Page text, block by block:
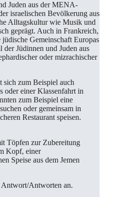
Juden aus der MENA-
israelischen Bevölkerung aus
Alltagskultur wie Musik und
geprägt. Auch in Frankreich,
Gemeinschaft Europas
der Jüdinnen und Juden aus
oder mizrachischer
sich zum Beispiel auch
oder einer Klassenfahrt in
zum Beispiel eine
oder gemeinsam in
Restaurant speisen.
Töpfen zur Zubereitung
Kopf, einer
Speise aus dem Jemen
Antwort/Antworten an.